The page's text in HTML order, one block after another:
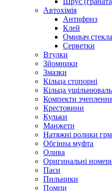
Автохімія
Антифриз
Клей
Омивач стекла
Серветки
Втулки
Зйомники
Змазки
Кільца стопорні
Кільца
Компекти
Крестовини
Кульки
Манжети
Натяжні ролики грм
Обгінна муфта
Олива
Оригинальні
Паси
Пильники
Помпи